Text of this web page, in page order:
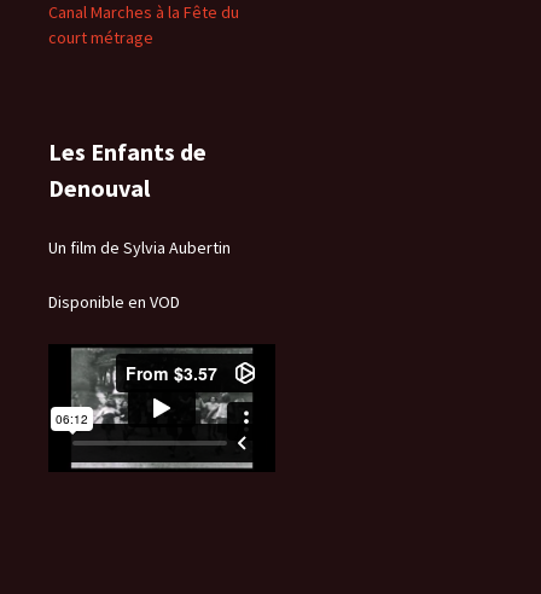
Canal Marches à la Fête du
court métrage
Les Enfants de
Denouval
Un film de Sylvia Aubertin
Disponible en VOD